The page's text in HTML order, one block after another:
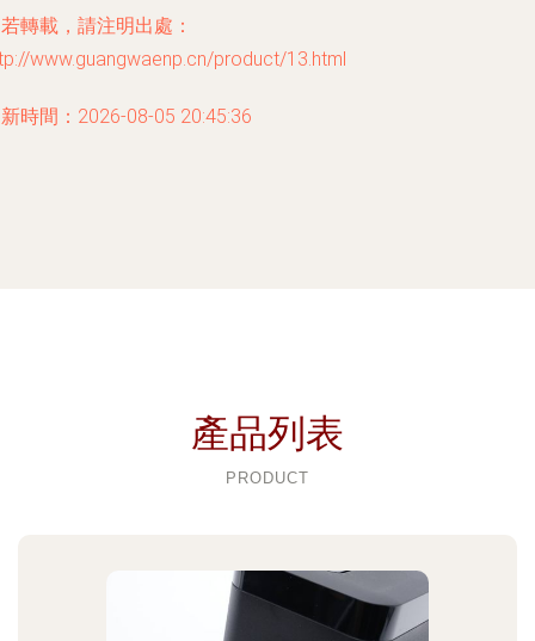
轉載，請注明出處：
www.guangwaenp.cn/product/13.html
時間：2026-08-05 20:45:36
產品列表
PRODUCT